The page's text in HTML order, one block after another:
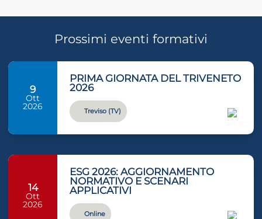
Prossimi eventi formativi
9
Ott
2026
PRIMA GIORNATA DEL TRIVENETO
2026
Treviso (TV)
14
Ott
2026
ESG 2026: AGGIORNAMENTO
NORMATIVO E SCENARI
APPLICATIVI
Online